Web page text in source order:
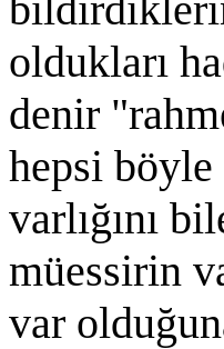
oldukları
denir
hepsi
varlığını
müessirin
var